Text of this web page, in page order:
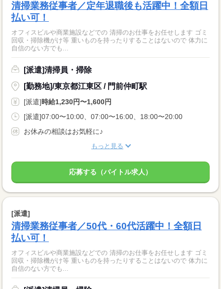
清掃業務従事者／定年退職後も活躍中！全額日
払い可！
オフィスビルや商業施設などでの 清掃のお仕事をお任せします ゴミ
回収・掃除機がけ等 重いものを持ったりすることはないので 体力に
自信のない方でも...
[派遣]清掃員・掃除
[勤務地]/東京都江東区 / 門前仲町駅
[派遣]時給1,230円〜1,600円
[派遣]07:00〜10:00、07:00〜16:00、18:00〜20:00
お休みの相談はお気軽に♪
もっと見る
応募する（バイトル求人）
[派遣]
清掃業務従事者／50代・60代活躍中！全額日
払い可！
オフィスビルや商業施設などでの 清掃のお仕事をお任せします ゴミ
回収・掃除機がけ等 重いものを持ったりすることはないので 体力に
自信のない方でも...